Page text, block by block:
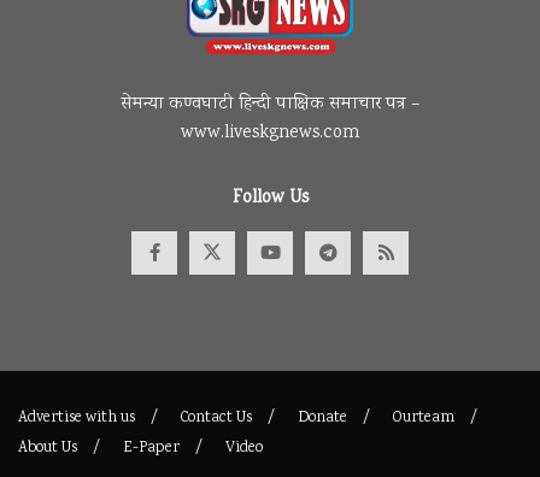
सेमन्या कण्वघाटी हिन्दी पाक्षिक समाचार पत्र –
www.liveskgnews.com
Follow Us
Advertise with us Contact Us Donate
Ourteam
About Us
E-Paper Video